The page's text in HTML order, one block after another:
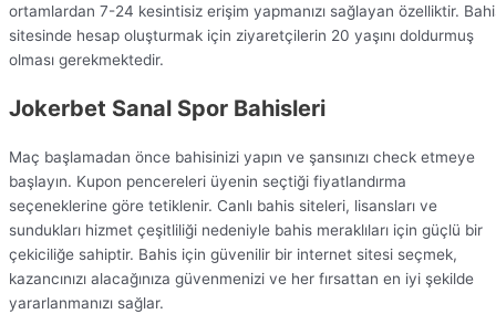
ortamlardan 7-24 kesintisiz erişim yapmanızı sağlayan özelliktir.
sitesinde hesap oluşturmak için ziyaretçilerin 20 yaşını doldurmuş
olması gerekmektedir.
Jokerbet Sanal Spor Bahisleri
Maç başlamadan önce bahisinizi yapın ve şansınızı check etmeye
başlayın. Kupon pencereleri üyenin seçtiği fiyatlandırma
seçeneklerine göre tetiklenir. Canlı bahis siteleri, lisansları ve
sundukları hizmet çeşitliliği nedeniyle bahis meraklıları için güçlü bir
çekiciliğe sahiptir. Bahis için güvenilir bir internet sitesi seçmek,
kazancınızı alacağınıza güvenmenizi ve her fırsattan en iyi şekilde
yararlanmanızı sağlar.